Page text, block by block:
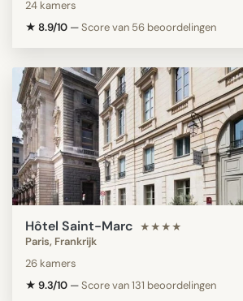
24 kamers
★ 8.9/10 —Score van 56 beoordelingen
Hôtel Saint-Marc ★★★★
Paris, Frankrijk
26 kamers
★ 9.3/10 —Score van 131 beoordelingen